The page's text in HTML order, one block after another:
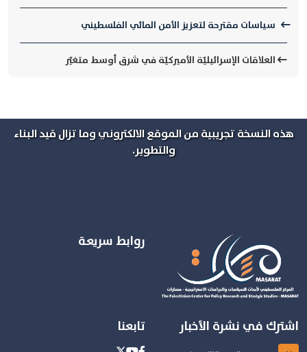
سياسات مقترحة لتعزيز الأمن المائي الفلسطيني
العلاقات الإسرائيليّة الأميركيّة في شرق أوسط متغيّر
هذه النسخة تجريبية من الموقع الالكتروني وما تزال قيد البناء
والتطوير.
روابط سريعة
اشترك في نشرة الأخبار تابعنا